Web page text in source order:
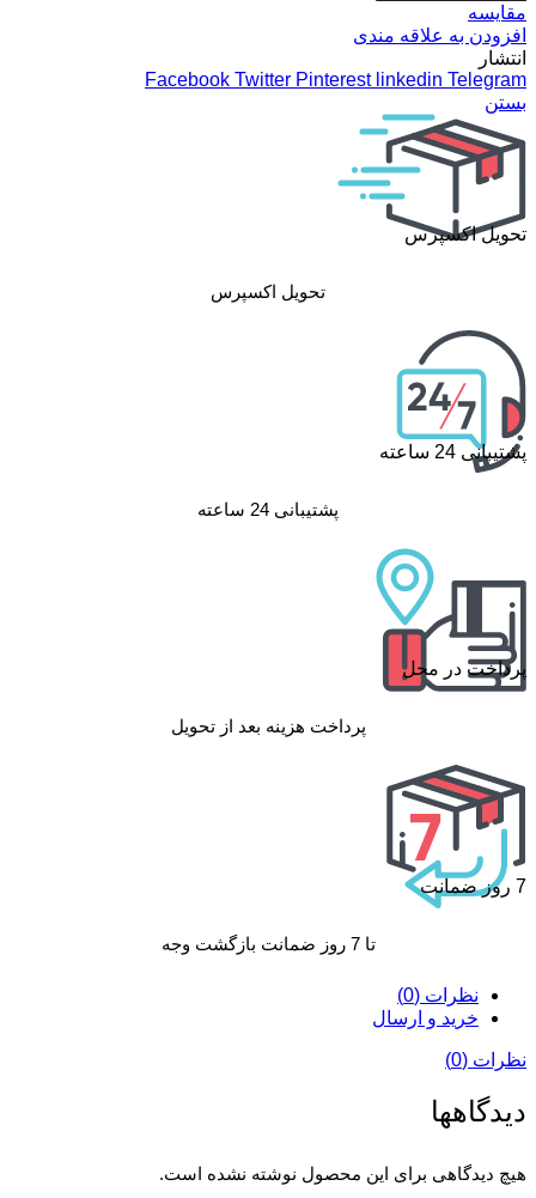
مقایسه
افزودن به علاقه مندی
انتشار
Facebook Twitter Pinterest linkedin Telegram
بستن
تحویل اکسپرس
تحویل اکسپرس
پشتیبانی 24 ساعته
پشتیبانی 24 ساعته
پرداخت در محل
پرداخت هزینه بعد از تحویل
7 روز ضمانت
تا 7 روز ضمانت بازگشت وجه
نظرات (0)
خرید و ارسال
نظرات (0)
دیدگاهها
هیچ دیدگاهی برای این محصول نوشته نشده است.